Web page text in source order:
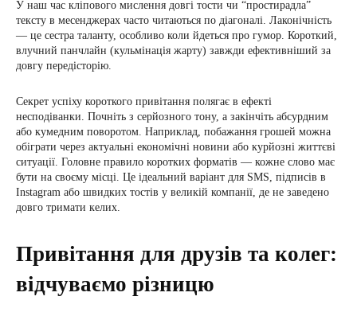
У наш час кліпового мислення довгі тости чи “простирадла”
тексту в месенджерах часто читаються по діагоналі. Лаконічність
— це сестра таланту, особливо коли йдеться про гумор. Короткий,
влучний панчлайн (кульмінація жарту) завжди ефективніший за
довгу передісторію.
Секрет успіху короткого привітання полягає в ефекті
несподіванки. Почніть з серйозного тону, а закінчіть абсурдним
або кумедним поворотом. Наприклад, побажання грошей можна
обіграти через актуальні економічні новини або курйозні життєві
ситуації. Головне правило коротких форматів — кожне слово має
бути на своєму місці. Це ідеальний варіант для SMS, підписів в
Instagram або швидких тостів у великій компанії, де не заведено
довго тримати келих.
Привітання для друзів та колег:
відчуваємо різницю